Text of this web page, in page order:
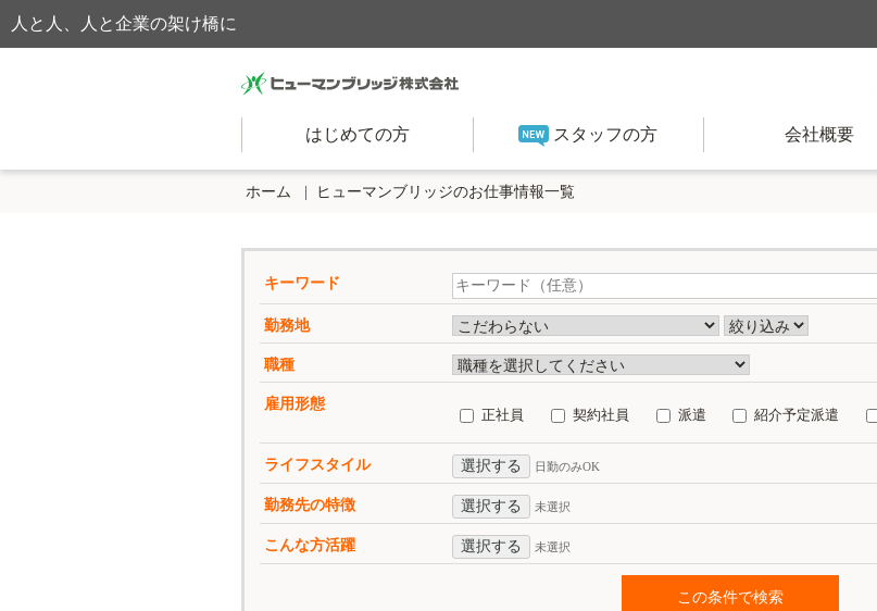
人と人、人と企業の架け橋に
はじめての方 スタッフの方 会社概要
ホーム ヒューマンブリッジのお仕事情報一覧
キーワード
勤務地
職種
雇用形態
正社員 契約社員 派遣 紹介予定派遣
ライフスタイル 選択する 日勤のみOK
勤務先の特徴 選択する 未選択
こんな方活躍 選択する 未選択